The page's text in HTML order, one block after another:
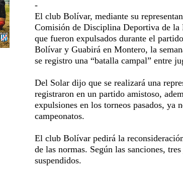
-
El club Bolívar, mediante su
Comisión de Disciplina Deportiva de la
que fueron expulsados durante el
Bolívar y Guabirá en Montero, la
se registro una “batalla campal” entre
Del Solar dijo que se realizará una
registraron en un partido amistoso,
expulsiones en los torneos pasados, ya
campeonatos.
El club Bolívar pedirá la
de las normas. Según las sanciones,
suspendidos.